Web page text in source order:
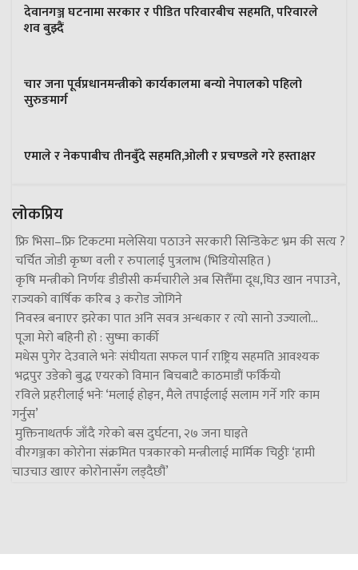
देवानगञ्ज घटनामा सरकार र पीडित परिवारबीच सहमति, परिवारले
शव बुझ्दैं
चार जना पूर्वप्रधानमन्त्रीको कार्यकालमा बन्यो नेपालको पहिलो
सुरुङमार्ग
एमाले र नेकपाबीच तीनबुँदे सहमति,ओली र प्रचण्डले गरे हस्ताक्षर
लोकप्रिय
फ्रि भिसा–फ्रि टिकटमा मलेसिया पठाउने सरकारी सिन्डिकेटः भ्रम की सत्य ?
चर्चित जोडी कृष्ण वली र रुपालाई पुत्रलाभ (भिडियोसहित )
कृषि मन्त्रीको निर्णयः डीडीसी कर्मचारीले अब सित्तैँमा दूध,घिउ खान नपाउने,
राज्यको वार्षिक करिब ३ करोड जोगिने
निवस्त्र बनाएर झरेका पात अनि सवत्र अन्धकार र त्यो सानो उज्यालो…
पूजा मेरो बहिनी हो : सुष्मा कार्की
मधेस पुगेर देउवाले भनेः संघीयता सफल पार्न राष्ट्रिय सहमति आवश्यक
भद्रपुर उडेको बुद्ध एयरको विमान बिचबाटै काठमाडौं फर्कियो
रविले प्रहरीलाई भनेः ‘मलाई होइन, मैले तपाईलाई सलाम गर्ने गरि काम
गर्नुस’
मुक्तिनाथतर्फ जाँदै गरेको बस दुर्घटना, २७ जना घाइते
वीरगञ्जका कोरोना संक्रमित पत्रकारको मन्त्रीलाई मार्मिक चिठ्ठीः ‘हामी
चाउचाउ खाएर कोरोनासँग लड्दैछौं’